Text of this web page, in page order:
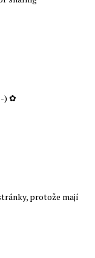
) ✿
protože mají